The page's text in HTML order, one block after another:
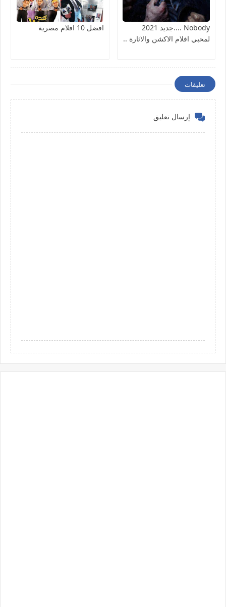
Nobody ....جديد 2021
لمحبي افلام الاكشن والاثارة ..
افضل 10 افلام مصرية
تعليقات
إرسال تعليق